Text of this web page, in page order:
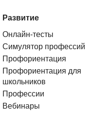
Развитие
Онлайн-тесты
Симулятор профессий
Профориентация
Профориентация для
школьников
Профессии
Вебинары